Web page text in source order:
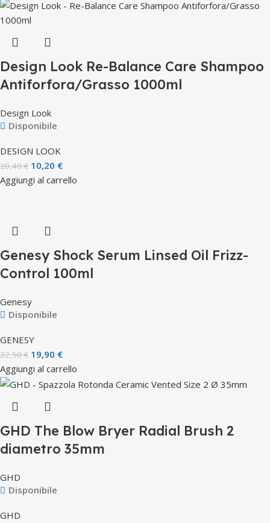
Design Look Re-Balance Care Shampoo
Antiforfora/Grasso 1000ml
Design Look
Disponibile
DESIGN LOOK
20,40€ 10,20 €
Aggiungi al carrello
Genesy Shock Serum Linsed Oil Frizz-
Control 100ml
Genesy
Disponibile
GENESY
22,50€ 19,90 €
Aggiungi al carrello
GHD The Blow Bryer Radial Brush 2
diametro 35mm
GHD
Disponibile
GHD